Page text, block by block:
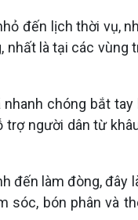
đến lịch thời vụ,
là tại các vùng
chóng bắt
người dân từ
đến làm đòng, đây
sóc, bón phân và